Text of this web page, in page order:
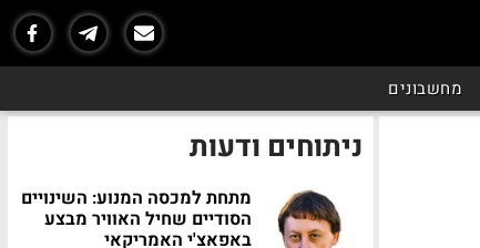
מחשבונים
ניתוחים ודעות
מתחת למכסה המנוע: השינויים
הסודיים שחיל האוויר מבצע
באפאצ'י האמריקאי